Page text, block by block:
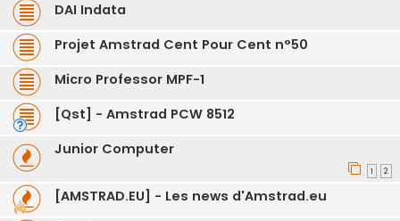
DAI Indata
Projet Amstrad Cent Pour Cent n°50
Micro Professor MPF-1
[Qst] - Amstrad PCW 8512
Junior Computer
1 2
[AMSTRAD.EU] - Les news d'Amstrad.eu